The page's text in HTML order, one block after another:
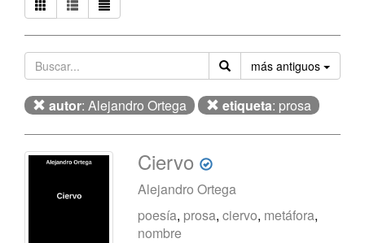
más antiguos
autor: Alejandro Ortega etiqueta: prosa
Ciervo
Alejandro Ortega
poesía, prosa,ciervo, metáfora,
nombre